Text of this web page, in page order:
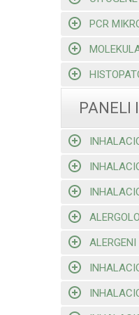
PCR
PANELI
ALERGENI